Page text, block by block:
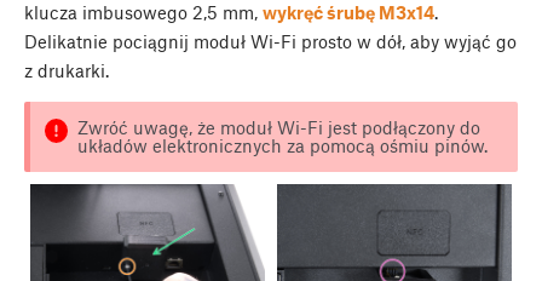
klucza imbusowego 2,5 mm, wykręć śrubę M3x14.
Delikatnie pociągnij moduł Wi-Fi prosto w dół, aby wyjąć go
z drukarki.
Zwróć uwagę, że moduł Wi-Fi jest podłączony do
układów elektronicznych za pomocą ośmiu pinów.